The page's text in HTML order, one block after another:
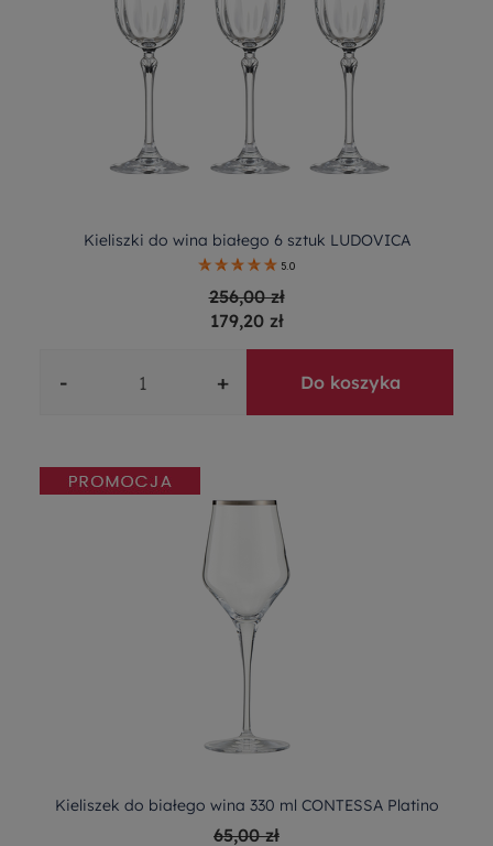
Kieliszki do wina białego 6 sztuk LUDOVICA
5.0
256,00 zł
179,20 zł
- + Do koszyka
Kieliszek do białego wina 330 ml CONTESSA Platino
65,00 zł